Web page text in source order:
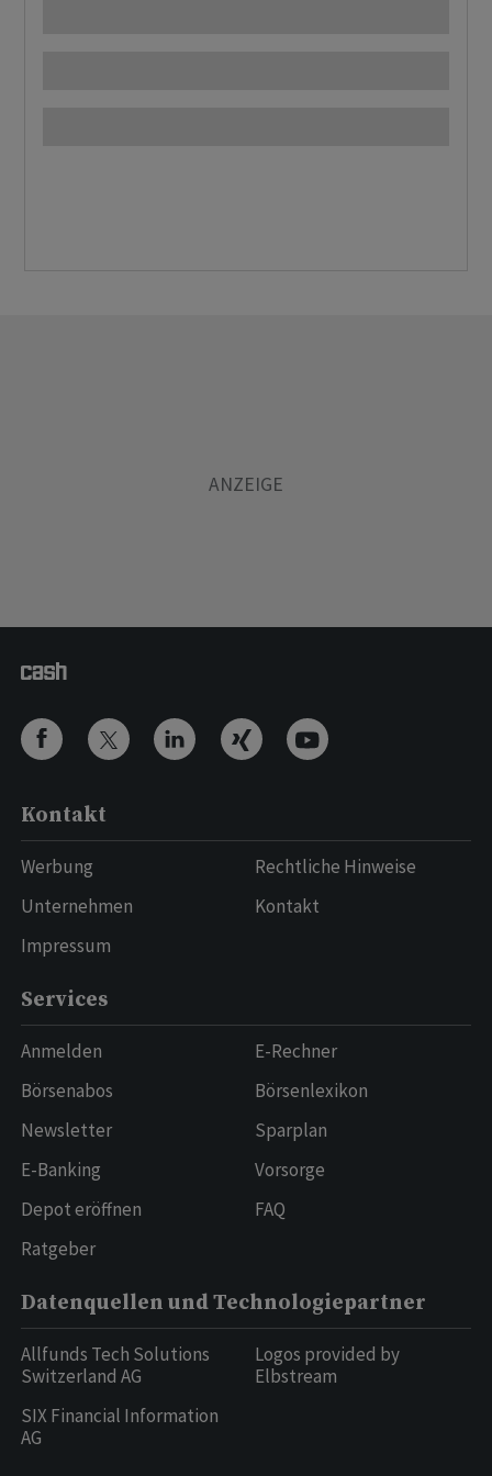
Kontakt
Werbung
Unternehmen
Impressum
Rechtliche Hinweise
Kontakt
Services
Anmelden
Börsenabos
Newsletter
E-Banking
Depot eröffnen
Ratgeber
E-Rechner
Börsenlexikon
Sparplan
Vorsorge
FAQ
Datenquellen und Technologiepartner
Allfunds Tech Solutions
Switzerland AG
SIX Financial Information
AG
Logos provided by
Elbstream